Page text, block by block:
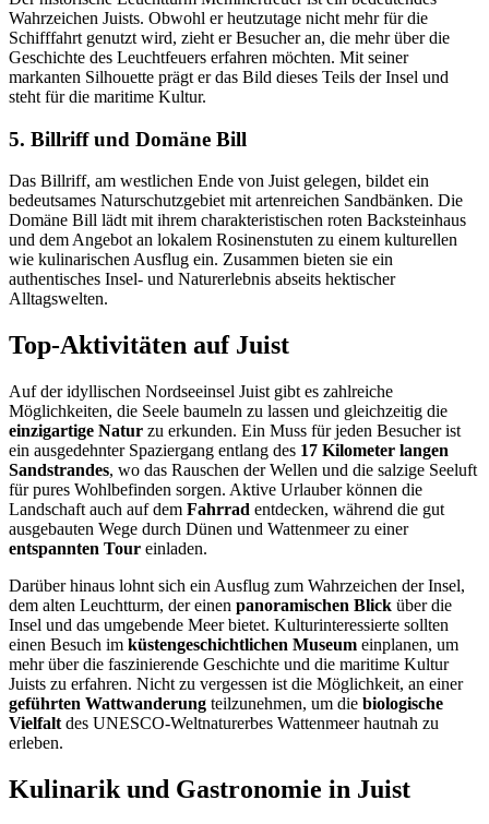
Wahrzeichen Juists. Obwohl er heutzutage nicht mehr für die
Schifffahrt genutzt wird, zieht er Besucher an, die mehr über die
Geschichte des Leuchtfeuers erfahren möchten. Mit seiner
markanten Silhouette prägt er das Bild dieses Teils der Insel und
steht für die maritime Kultur.
5. Billriff und Domäne Bill
Das Billriff, am westlichen Ende von Juist gelegen, bildet ein
bedeutsames Naturschutzgebiet mit artenreichen Sandbänken. Die
Domäne Bill lädt mit ihrem charakteristischen roten Backsteinhaus
und dem Angebot an lokalem Rosinenstuten zu einem kulturellen
wie kulinarischen Ausflug ein. Zusammen bieten sie ein
authentisches Insel- und Naturerlebnis abseits hektischer
Alltagswelten.
Top-Aktivitäten auf Juist
Auf der idyllischen Nordseeinsel Juist gibt es zahlreiche
Möglichkeiten, die Seele baumeln zu lassen und gleichzeitig die
einzigartige Natur zu erkunden. Ein Muss für jeden Besucher ist
ein ausgedehnter Spaziergang entlang des 17 Kilometer langen
Sandstrandes, wo das Rauschen der Wellen und die salzige Seeluft
für pures Wohlbefinden sorgen. Aktive Urlauber können die
Landschaft auch auf dem Fahrrad entdecken, während die gut
ausgebauten Wege durch Dünen und Wattenmeer zu einer
entspannten Tour einladen.
Darüber hinaus lohnt sich ein Ausflug zum Wahrzeichen der Insel,
dem alten Leuchtturm, der einen panoramischen Blick über die
Insel und das umgebende Meer bietet. Kulturinteressierte sollten
einen Besuch im küstengeschichtlichen Museum einplanen, um
mehr über die faszinierende Geschichte und die maritime Kultur
Juists zu erfahren. Nicht zu vergessen ist die Möglichkeit, an einer
geführten Wattwanderung teilzunehmen, um die biologische
Vielfalt des UNESCO-Weltnaturerbes Wattenmeer hautnah zu
erleben.
Kulinarik und Gastronomie in Juist